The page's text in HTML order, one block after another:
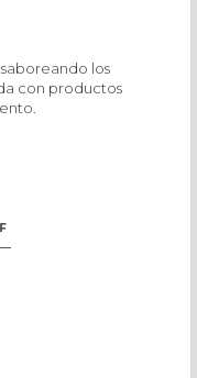
los
con productos